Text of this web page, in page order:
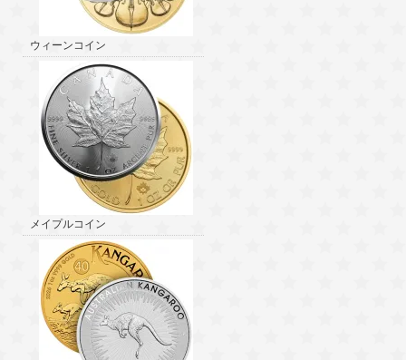
ウィーンコイン
メイプルコイン